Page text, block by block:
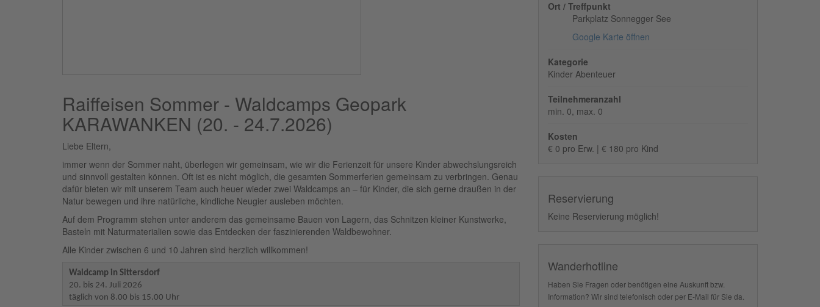
Raiffeisen Sommer - Waldcamps Geopark
KARAWANKEN (20. - 24.7.2026)
Liebe Eltern,
immer wenn der Sommer naht, überlegen wir gemeinsam, wie wir die Ferienzeit für unsere Kinder abwechslungsreich
und sinnvoll gestalten können. Oft ist es nicht möglich, die gesamten Sommerferien gemeinsam zu verbringen. Genau
dafür bieten wir mit unserem Team auch heuer wieder zwei Waldcamps an – für Kinder, die sich gerne draußen in der
Natur bewegen und ihre natürliche, kindliche Neugier ausleben möchten.
Auf dem Programm stehen unter anderem das gemeinsame Bauen von Lagern, das Schnitzen kleiner Kunstwerke,
Basteln mit Naturmaterialien sowie das Entdecken der faszinierenden Waldbewohner.
Alle Kinder zwischen 6 und 10 Jahren sind herzlich willkommen!
Waldcamp in Sittersdorf
20. bis 24. Juli 2026
täglich von 8.00 bis 15.00 Uhr
Ort / Treffpunkt
Parkplatz Sonnegger See
Google Karte öffnen
Kategorie
Kinder Abenteuer
Teilnehmeranzahl
min. 0, max. 0
Kosten
€ 0 pro Erw. | € 180 pro Kind
Reservierung
Keine Reservierung möglich!
Wanderhotline
Haben Sie Fragen oder benötigen eine Auskunft bzw.
Information? Wir sind telefonisch oder per E-Mail für Sie da.